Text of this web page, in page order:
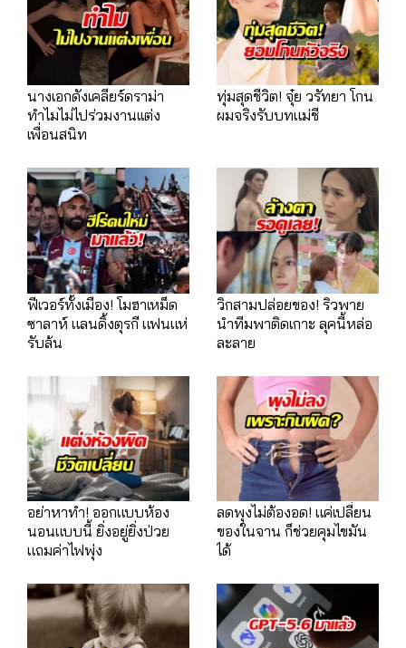
นางเอกดังเคลียร์ดราม่า
ทำไมไม่ไปร่วมงานเเต่ง
เพื่อนสนิท
ทุ่มสุดชีวิต! จุ๋ย วรัทยา โกน
ผมจริงรับบทแม่ชี
ฟีเวอร์ทั้งเมือง! โมฮาเหม็ด
ซาลาห์ แลนดิ้งตุรกี แฟนแห่
รับล้น
วิกสามปล่อยของ! ริวพาย
นำทีมพาติดเกาะ ลุคนี้หล่อ
ละลาย
อย่าหาทำ! ออกแบบห้อง
นอนแบบนี้ ยิ่งอยู่ยิ่งป่วย
แถมค่าไฟพุ่ง
ลดพุงไม่ต้องอด! แค่เปลี่ยน
ของในจาน ก็ช่วยคุมไขมัน
ได้